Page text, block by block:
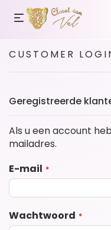
CUSTOMER
Geregistreerde
Als u een account
mailadres.
E-mail
Wachtwoord